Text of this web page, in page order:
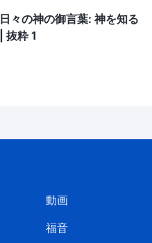
日々の神の御言葉: 神を知る
| 抜粋 1
動画
福音